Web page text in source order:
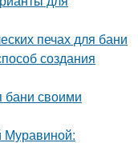
печах для бани
создания
бани своими
Муравиной: